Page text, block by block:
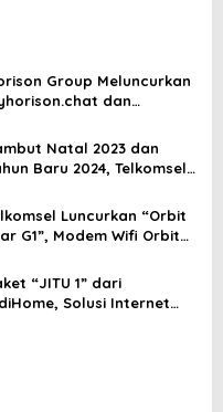
Group Meluncurkan
dan
Pemesanan
Natal 2023 dan
Baru 2024, Telkomsel
Puluhan Program
dan Layanan
Terdepan
Luncurkan “Orbit
G1”, Modem Wifi Orbit
Pengalaman
Rumah Keluarga
“JITU 1” dari
Solusi Internet